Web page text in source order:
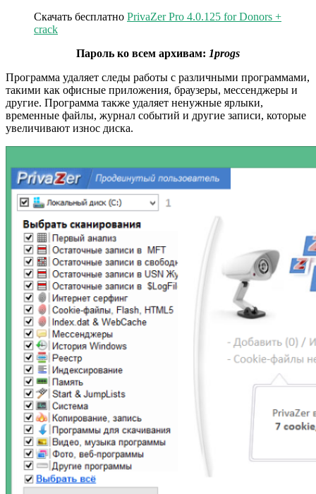
Скачать бесплатно PrivaZer Pro 4.0.125 for Donors +
crack
Пароль ко всем архивам: 1progs
Программа удаляет следы работы с различными программами,
такими как офисные приложения, браузеры, мессенджеры и
другие. Программа также удаляет ненужные ярлыки,
временные файлы, журнал событий и другие записи, которые
увеличивают износ диска.